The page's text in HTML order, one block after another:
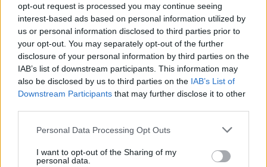
opt-out request is processed you may continue seeing
interest-based ads based on personal information utilized by
us or personal information disclosed to third parties prior to
your opt-out. You may separately opt-out of the further
disclosure of your personal information by third parties on the
IAB’s list of downstream participants. This information may
also be disclosed by us to third parties on the IAB’s List of
Downstream Participants that may further disclose it to other
Personal Data Processing Opt Outs
I want to opt-out of the Sharing of my
personal data.
Древен храм на почти 900 години
откриха под кафене за сладолед в
Полша
07.08.2026 / 16:00